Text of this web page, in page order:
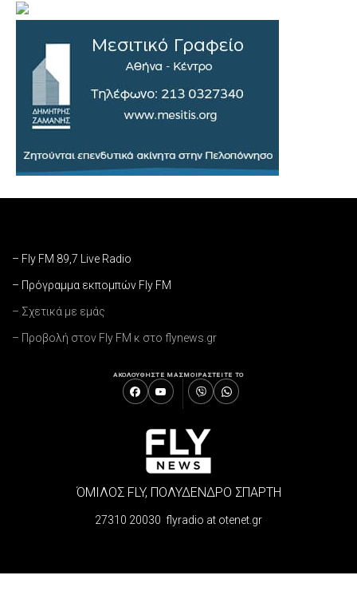
– Fly FM 89,7 Live Radio
– Πρόγραμμα εκπομπών Fly FM
– Σχετικά με εμάς
– Προβολή στον Fly FM κ στο flynews.gr
ΑΚΟΛΟΥΘΗΣΤΕ ΜΑΣΜΟΙΡΑΣΤΕΙΤΕ ΤΟ
ΌΜΙΛΟΣ FLY, ΠΟΛΥΔΕΝΔΡΟ ΣΠΑΡΤΗ
27310 20030 flyradio at otenet.gr